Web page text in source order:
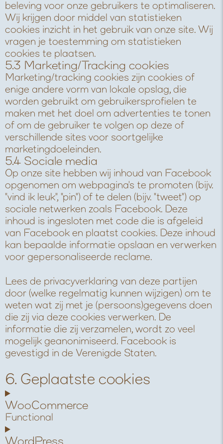
beleving voor onze gebruikers te optimaliseren.
Wij krijgen door middel van statistieken
cookies inzicht in het gebruik van onze site. Wij
vragen je toestemming om statistieken
cookies te plaatsen.
5.3 Marketing/Tracking cookies
Marketing/tracking cookies zijn cookies of
enige andere vorm van lokale opslag, die
worden gebruikt om gebruikersprofielen te
maken met het doel om advertenties te tonen
of om de gebruiker te volgen op deze of
verschillende sites voor soortgelijke
marketingdoeleinden.
5.4 Sociale media
Op onze site hebben wij inhoud van Facebook
opgenomen om webpagina's te promoten (bijv.
"vind ik leuk", "pin") of te delen (bijv. "tweet") op
sociale netwerken zoals Facebook. Deze
inhoud is ingesloten met code die is afgeleid
van Facebook en plaatst cookies. Deze inhoud
kan bepaalde informatie opslaan en verwerken
voor gepersonaliseerde reclame.
Lees de privacyverklaring van deze partijen
door (welke regelmatig kunnen wijzigen) om te
weten wat zij met je (persoons)gegevens doen
die zij via deze cookies verwerken. De
informatie die zij verzamelen, wordt zo veel
mogelijk geanonimiseerd. Facebook is
gevestigd in de Verenigde Staten.
6. Geplaatste cookies
WooCommerce
Functional
C
o
WordPress